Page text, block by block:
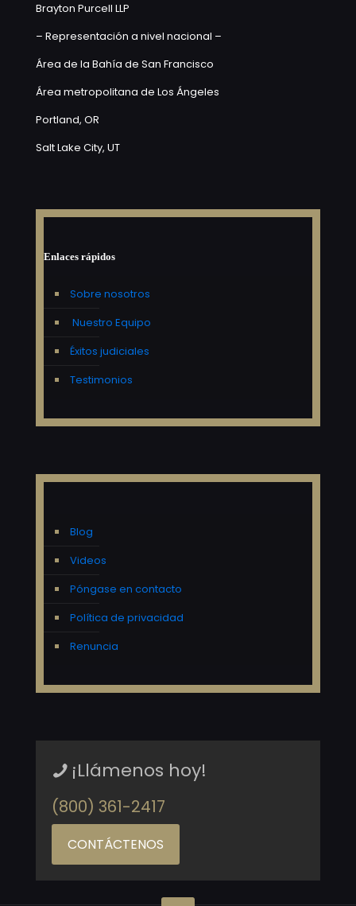
Brayton Purcell LLP
– Representación a nivel nacional –
Área de la Bahía de San Francisco
Área metropolitana de Los Ángeles
Portland, OR
Salt Lake City, UT
Enlaces rápidos
Sobre nosotros
Nuestro Equipo
Éxitos judiciales
Testimonios
Blog
Videos
Póngase en contacto
Política de privacidad
Renuncia
¡Llámenos hoy!
(800) 361-2417
CONTÁCTENOS